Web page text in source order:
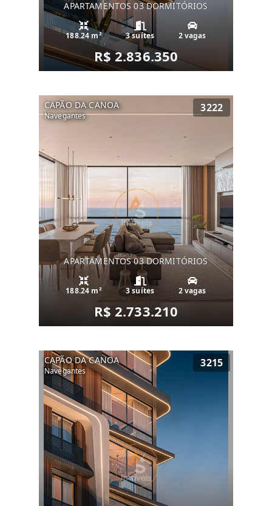
APARTAMENTOS 03 DORMITÓRIOS
188.24 m² 3 suítes 2 vagas
R$ 2.836.350
CAPÃO DA CANOA
Navegantes
3222
APARTAMENTOS 03 DORMITÓRIOS
188.24 m² 3 suítes 2 vagas
R$ 2.733.210
CAPÃO DA CANOA
Navegantes
3215